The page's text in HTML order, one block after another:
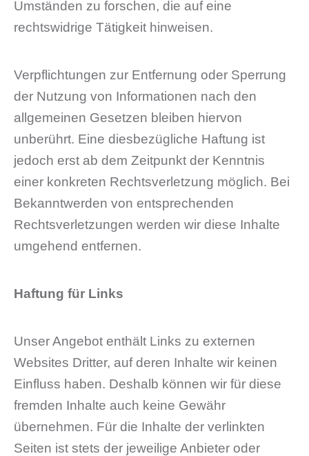
Umständen zu forschen, die auf eine
rechtswidrige Tätigkeit hinweisen.
Verpflichtungen zur Entfernung oder Sperrung
der Nutzung von Informationen nach den
allgemeinen Gesetzen bleiben hiervon
unberührt. Eine diesbezügliche Haftung ist
jedoch erst ab dem Zeitpunkt der Kenntnis
einer konkreten Rechtsverletzung möglich. Bei
Bekanntwerden von entsprechenden
Rechtsverletzungen werden wir diese Inhalte
umgehend entfernen.
Haftung für Links
Unser Angebot enthält Links zu externen
Websites Dritter, auf deren Inhalte wir keinen
Einfluss haben. Deshalb können wir für diese
fremden Inhalte auch keine Gewähr
übernehmen. Für die Inhalte der verlinkten
Seiten ist stets der jeweilige Anbieter oder